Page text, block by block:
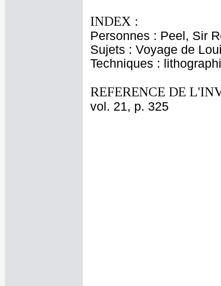
INDEX :
Personnes : Peel, Sir
Sujets : Voyage de
Techniques :
REFERENCE DE
vol. 21, p. 325